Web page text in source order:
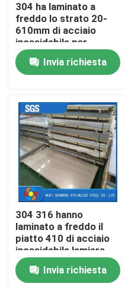
Prodotti
Video
Chi siamo
Fatory Tour
Controllo di qualità
Contattaci
Richiedere un preventivo
304 ha laminato a
freddo lo strato 20-
610mm di acciaio
inossidabile per
costruzione
Invia richiesta
304 316 hanno
laminato a freddo il
piatto 410 di acciaio
inossidabile lamiera
sottile inossidabile
430 4x8Invia richiesta